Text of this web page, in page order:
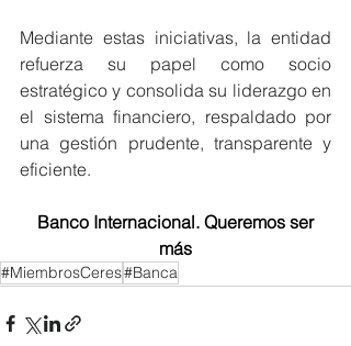
Mediante estas iniciativas, la entidad
refuerza su papel como socio
estratégico y consolida su liderazgo en
el sistema financiero, respaldado por
una gestión prudente, transparente y
eficiente.
Banco Internacional. Queremos ser
más
#MiembrosCeres#Banca